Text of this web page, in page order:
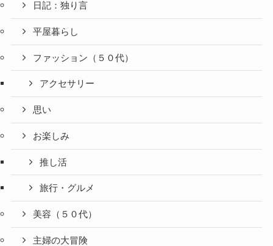
日記：独り言
平屋暮らし
ファッション（５０代）
アクセサリー
思い
お楽しみ
推し活
旅行・グルメ
美容（５０代）
主婦の大冒険